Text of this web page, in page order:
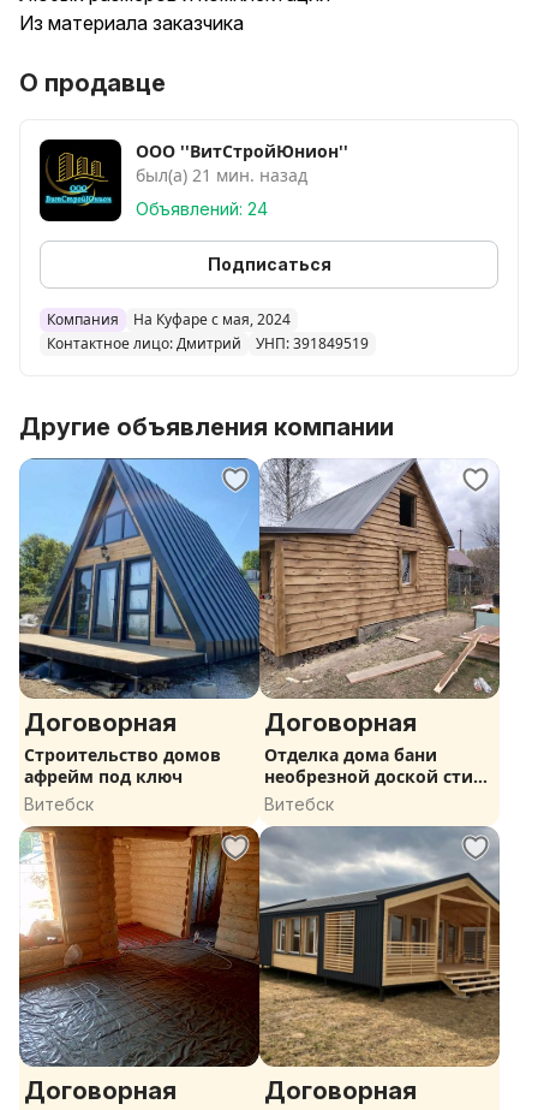
Из материала заказчика
О продавце
ООО ''ВитСтройЮнион''
был(а) 21 мин. назад
Объявлений: 24
Подписаться
Компания
На Куфаре с мая, 2024
Контактное лицо: Дмитрий
УНП: 391849519
Другие объявления компании
Договорная
Строительство домов
афрейм под ключ
Витебск
Договорная
Отделка дома бани
необрезной доской стиль
лешего
Витебск
Договорная Договорная